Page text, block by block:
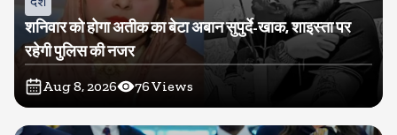
शनिवार को होगा अतीक का बेटा अबान सुपुर्दे-खाक, शाइस्ता पर
रहेगी पुलिस की नजर
Aug 8, 2026 76Views